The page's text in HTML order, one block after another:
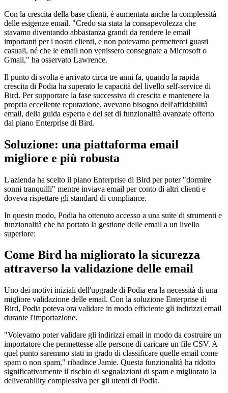
Con la crescita della base clienti, è aumentata anche la complessità
delle esigenze email. "Credo sia stata la consapevolezza che
stavamo diventando abbastanza grandi da rendere le email
importanti per i nostri clienti, e non potevamo permetterci guasti
casuali, né che le email non venissero consegnate a Microsoft o
Gmail," ha osservato Lawrence.
Il punto di svolta è arrivato circa tre anni fa, quando la rapida
crescita di Podia ha superato le capacità del livello self-service di
Bird. Per supportare la fase successiva di crescita e mantenere la
propria eccellente reputazione, avevano bisogno dell'affidabilità
email, della guida esperta e del set di funzionalità avanzate offerto
dal piano Enterprise di Bird.
Soluzione: una piattaforma email
migliore e più robusta
L'azienda ha scelto il piano Enterprise di Bird per poter "dormire
sonni tranquilli" mentre inviava email per conto di altri clienti e
doveva rispettare gli standard di compliance.
In questo modo, Podia ha ottenuto accesso a una suite di strumenti e
funzionalità che ha portato la gestione delle email a un livello
superiore:
Come Bird ha migliorato la sicurezza
attraverso la validazione delle email
Uno dei motivi iniziali dell'upgrade di Podia era la necessità di una
migliore validazione delle email. Con la soluzione Enterprise di
Bird, Podia poteva ora validare in modo efficiente gli indirizzi email
durante l'importazione.
"Volevamo poter validare gli indirizzi email in modo da costruire un
importatore che permettesse alle persone di caricare un file CSV. A
quel punto saremmo stati in grado di classificare quelle email come
spam o non spam," ribadisce Jamie. Questa funzionalità ha ridotto
significativamente il rischio di segnalazioni di spam e migliorato la
deliverability complessiva per gli utenti di Podia.